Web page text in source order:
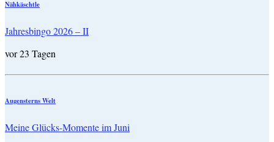
Nähkäschtle
Jahresbingo 2026 – II
vor 23 Tagen
Augensterns Welt
Meine Glücks-Momente im Juni